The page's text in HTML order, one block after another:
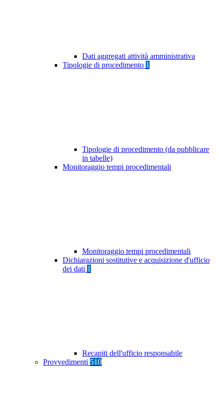
Dati aggregati attività amministrativa
Tipologie di procedimento 1
Tipologie di procedimento (da pubblicare
in tabelle)
Monitoraggio tempi procedimentali
Monitoraggio tempi procedimentali
Dichiarazioni sostitutive e acquisizione d'ufficio
dei dati 1
Recapiti dell'ufficio responsabile
Provvedimenti 510